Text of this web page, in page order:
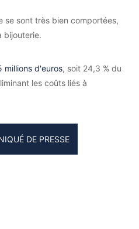
se sont très bien comportées,
bijouterie.
millions d'euros, soit 24,3 % du
les coûts liés à
DE PRESSE